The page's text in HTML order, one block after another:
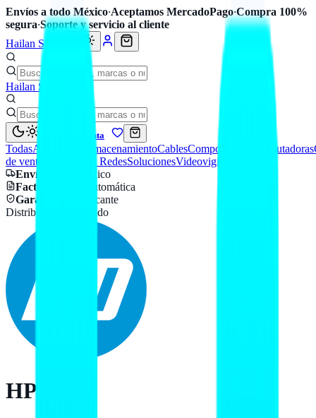
Envíos a todo México·Aceptamos MercadoPago·Compra 100%
segura·Soporte y servicio al cliente
Hailan Store
Hailan Store
Mi cuenta
TodasAccesorios AlmacenamientoCablesComponentes Computadoras
de venta
Seguridad y RedesSolucionesVideovigilancia
Envío
a todo México
Factura CFDI
automática
Garantía
de fabricante
Distribuidor autorizado
HP